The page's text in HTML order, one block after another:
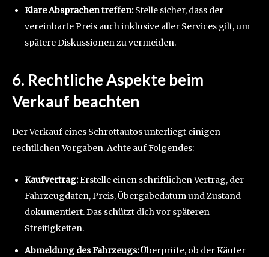
Klare Absprachen treffen:Stelle sicher, dass der
vereinbarte Preis auch inklusive aller Services gilt, um
spätere Diskussionen zu vermeiden.
6. Rechtliche Aspekte beim
Verkauf beachten
Der Verkauf eines Schrottautos unterliegt einigen
rechtlichen Vorgaben. Achte auf Folgendes:
Kaufvertrag:Erstelle einen schriftlichen Vertrag, der
Fahrzeugdaten, Preis, Übergabedatum und Zustand
dokumentiert. Das schützt dich vor späteren
Streitigkeiten.
Abmeldung des Fahrzeugs:Überprüfe, ob der Käufer